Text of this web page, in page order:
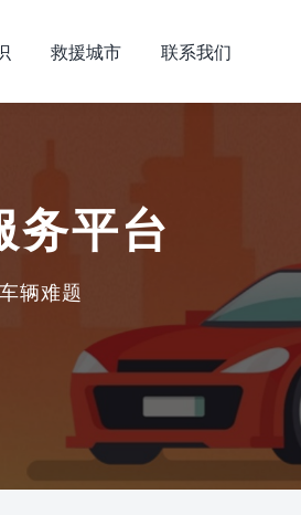
救援城市 联系我们
务平台
辆难题